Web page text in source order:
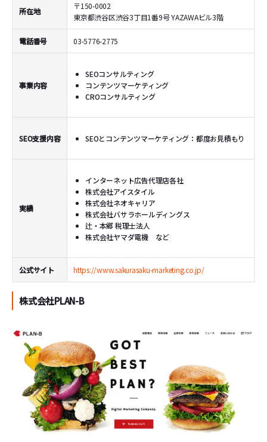
所在地
〒150-0002
東京都渋谷区渋谷3丁目1番9号 YAZAWAビル3階
電話番号 03-5776-2775
事業内容
SEOコンサルティング
コンテンツマーケティング
CROコンサルティング
SEO支援内容 SEOとコンテンツマーケティング：都度お見積もり
実績
インターネット広告代理店各社
株式会社アイスタイル
株式会社ネオキャリア
株式会社バサラホールディングス
辻・本郷 税理士法人
株式会社ヤマダ電機 など
公式サイト https://www.sakurasaku-marketing.co.jp/
株式会社PLAN-B